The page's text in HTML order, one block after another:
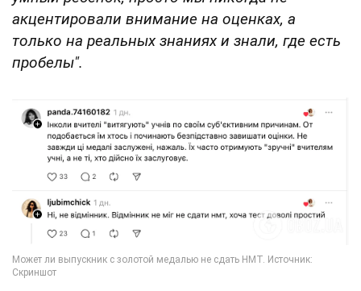
акцентировали внимание на оценках, а
только на реальных знаниях и знали, где есть
пробелы".